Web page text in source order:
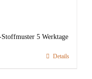
Stoffmuster 5 Werktage
Details